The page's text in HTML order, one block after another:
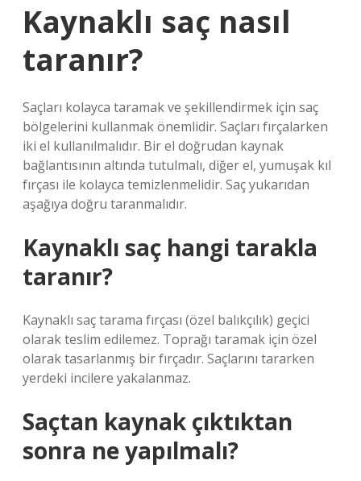
Kaynaklı saç nasıl
taranır?
Saçları kolayca taramak ve şekillendirmek için saç
bölgelerini kullanmak önemlidir. Saçları fırçalarken
iki el kullanılmalıdır. Bir el doğrudan kaynak
bağlantısının altında tutulmalı, diğer el, yumuşak kıl
fırçası ile kolayca temizlenmelidir. Saç yukarıdan
aşağıya doğru taranmalıdır.
Kaynaklı saç hangi tarakla
taranır?
Kaynaklı saç tarama fırçası (özel balıkçılık) geçici
olarak teslim edilemez. Toprağı taramak için özel
olarak tasarlanmış bir fırçadır. Saçlarını tararken
yerdeki incilere yakalanmaz.
Saçtan kaynak çıktıktan
sonra ne yapılmalı?